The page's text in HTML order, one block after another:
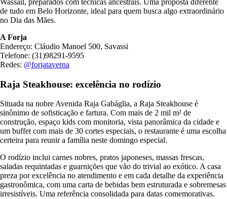
Wassail, preparados com técnicas ancestrais. Uma proposta diferente
de tudo em Belo Horizonte, ideal para quem busca algo extraordinário
no Dia das Mães.
A Forja
Endereço: Cláudio Manoel 500, Savassi
Telefone: (31)98291-9595
Redes: @forjataverna
Raja Steakhouse: excelência no rodízio
Situada na nobre Avenida Raja Gabáglia, a Raja Steakhouse é
sinônimo de sofisticação e fartura. Com mais de 2 mil m² de
construção, espaço kids com monitoria, vista panorâmica da cidade e
um buffet com mais de 30 cortes especiais, o restaurante é uma escolha
certeira para reunir a família neste domingo especial.
O rodízio inclui carnes nobres, pratos japoneses, massas frescas,
saladas requintadas e guarnições que vão do trivial ao exótico. A casa
preza por excelência no atendimento e em cada detalhe da experiência
gastronômica, com uma carta de bebidas bem estruturada e sobremesas
irresistíveis. Uma referência consolidada para datas comemorativas.